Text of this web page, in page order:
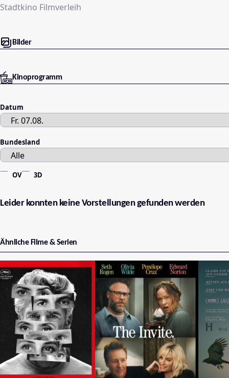
Stadtkino Filmverleih
Bilder
Kinoprogramm
Datum
Bundesland
OV 3D
Leider konnten keine Vorstellungen gefunden werden
Ähnliche Filme & Serien